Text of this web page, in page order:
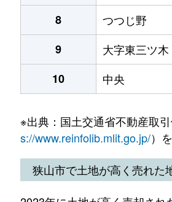
8
つつじ野
9
大字東三ツ木
10
中央
※出典：国土交通省不動産取
s://www.reinfolib.mlit.go.jp/）
狭山市で土地が高く売れた